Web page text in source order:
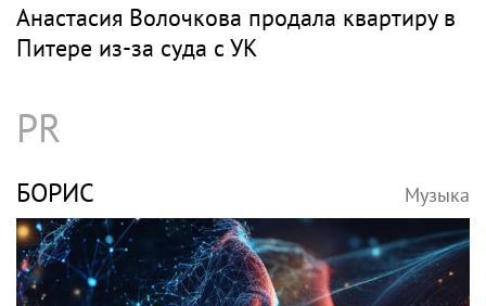
Анастасия Волочкова продала квартиру в
Питере из-за суда с УК
PR
БОРИС Музыка